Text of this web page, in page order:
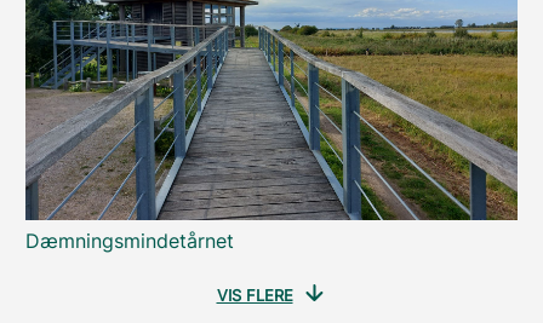
Dæmningsmindetårnet
VIS FLERE